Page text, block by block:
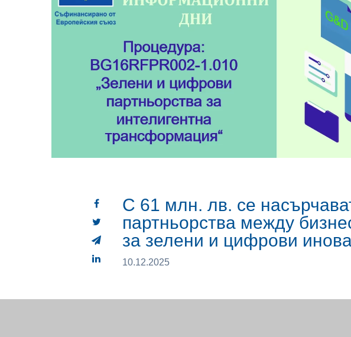
С 61 млн. лв. се
партньорства между
за зелени и цифрови
10.12.2025